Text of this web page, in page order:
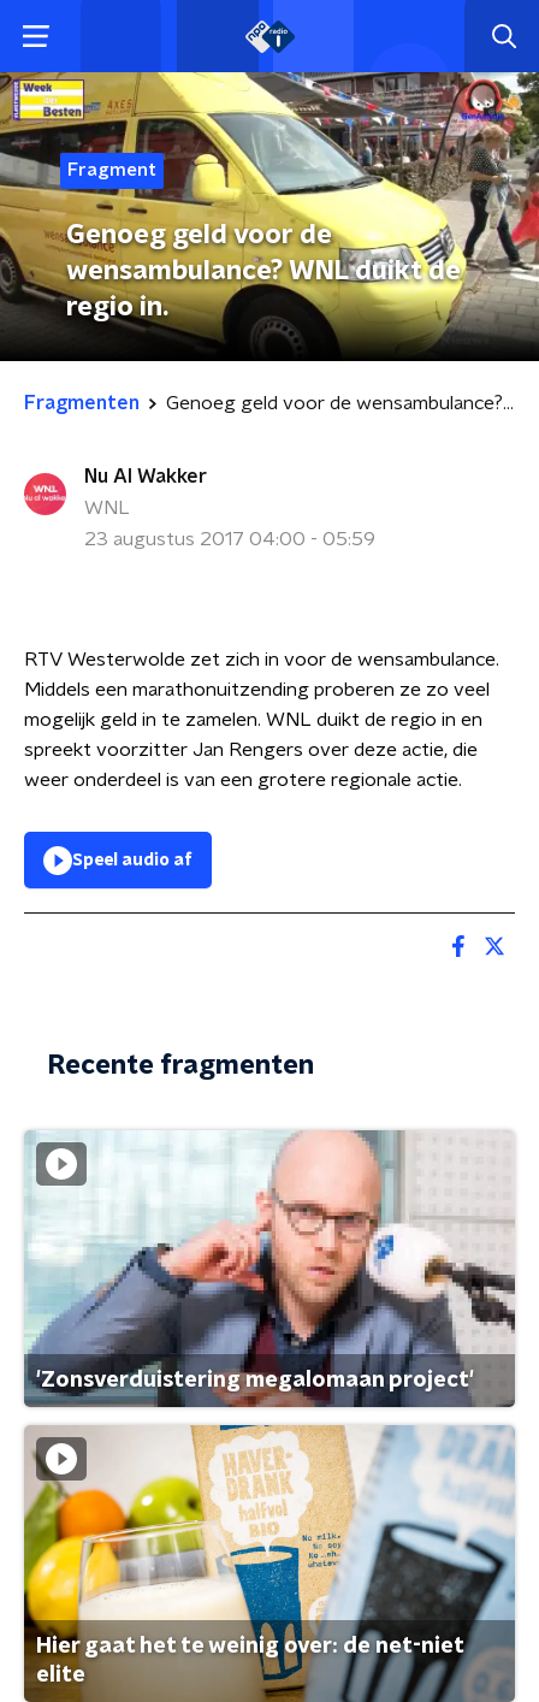
Fragment
Genoeg geld voor de
wensambulance? WNL duikt de
regio in.
Fragmenten Genoeg geld voor de wensambulance? WNL duikt de regio in.
Nu Al Wakker
WNL
23 augustus 2017 04:00 - 05:59
RTV Westerwolde zet zich in voor de wensambulance.
Middels een marathonuitzending proberen ze zo veel
mogelijk geld in te zamelen. WNL duikt de regio in en
spreekt voorzitter Jan Rengers over deze actie, die
weer onderdeel is van een grotere regionale actie.
Speel audio af
Recente fragmenten
'Zonsverduistering megalomaan project'
Hier gaat het te weinig over: de net-niet
elite